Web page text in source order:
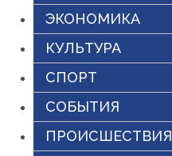
ЭКОНОМИКА
КУЛЬТУРА
СПОРТ
СОБЫТИЯ
ПРОИСШЕСТВИЯ